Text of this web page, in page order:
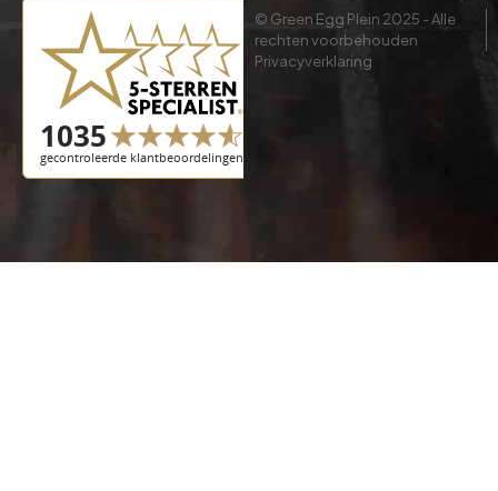
© Green Egg Plein 2025 - Alle
rechten voorbehouden
Privacyverklaring